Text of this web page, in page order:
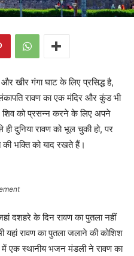
खीर गंगा घाट के लिए प्रसिद्ध है,
रावण का एक मंदिर और कुंड भी
शिव को प्रसन्न करने के लिए अपने
दुनिया रावण को भूल चुकी हो, पर
भक्ति को याद रखते हैं।
दशहरे के दिन रावण का पुतला नहीं
यहां रावण का पुतला जलाने की कोशिश
एक स्थानीय भजन मंडली ने रावण का